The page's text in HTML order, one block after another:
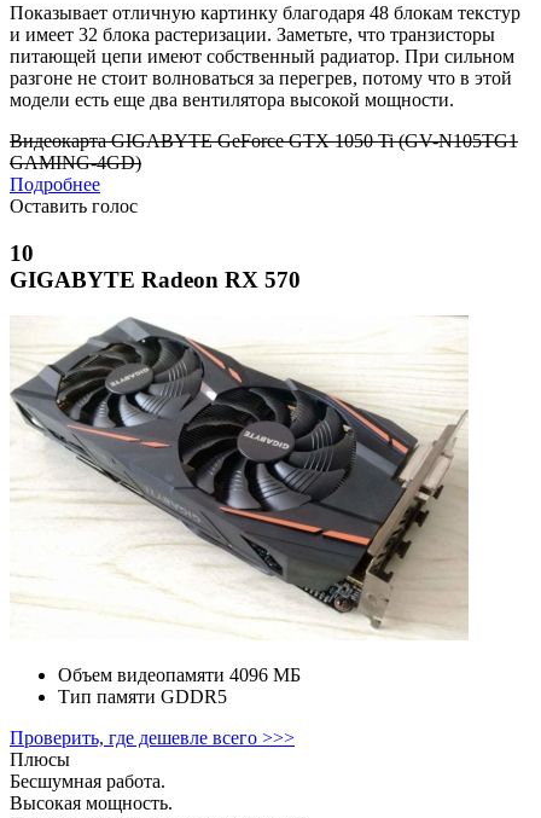
Показывает отличную картинку благодаря 48 блокам текстур
и имеет 32 блока растеризации. Заметьте, что транзисторы
питающей цепи имеют собственный радиатор. При сильном
разгоне не стоит волноваться за перегрев, потому что в этой
модели есть еще два вентилятора высокой мощности.
Видеокарта GIGABYTE GeForce GTX 1050 Ti (GV-N105TG1
GAMING-4GD)
Подробнее
Оставить голос
10
GIGABYTE Radeon RX 570
Объем видеопамяти 4096 МБ
Тип памяти GDDR5
Проверить, где дешевле всего >>>
Плюсы
Бесшумная работа.
Высокая мощность.